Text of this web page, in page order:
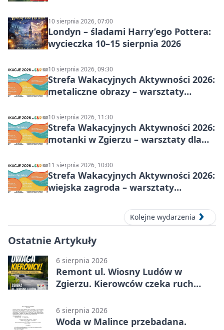
10 sierpnia 2026, 07:00
Londyn – śladami Harry’ego Pottera:
wycieczka 10–15 sierpnia 2026
10 sierpnia 2026, 09:30
Strefa Wakacyjnych Aktywności 2026:
metaliczne obrazy – warsztaty
10 sierpnia 2026, 11:30
Strefa Wakacyjnych Aktywności 2026:
motanki w Zgierzu – warsztaty dla
11 sierpnia 2026, 10:00
Strefa Wakacyjnych Aktywności 2026:
wiejska zagroda – warsztaty
Kolejne wydarzenia
Ostatnie Artykuły
6 sierpnia 2026
Remont ul. Wiosny Ludów w
Zgierzu. Kierowców czeka ruch
6 sierpnia 2026
Woda w Malince przebadana.